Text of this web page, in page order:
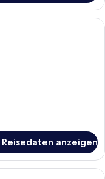
mit einem großen
anzeigen
mit Bett,